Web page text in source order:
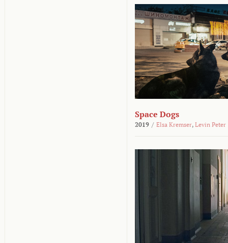
Space Dogs
2019 / Elsa Kremser, Levin Peter